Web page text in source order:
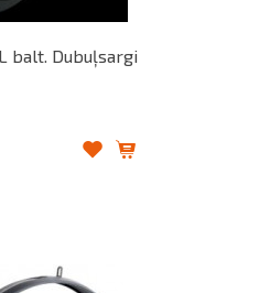
balt. Dubuļsargi